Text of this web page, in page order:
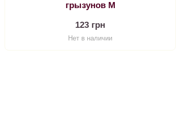
грызунов M
123 грн
Нет в наличии